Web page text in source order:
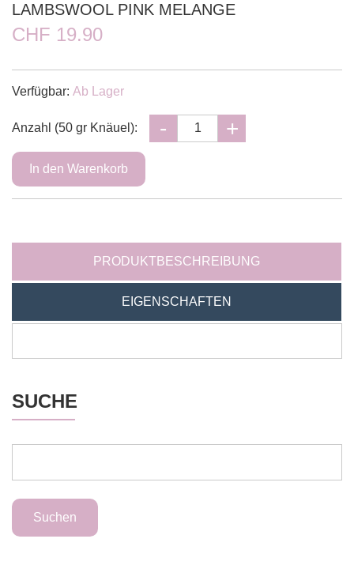
LAMBSWOOL PINK MELANGE
CHF 19.90
Verfügbar: Ab Lager
Anzahl (50 gr Knäuel):
PRODUKTBESCHREIBUNG
EIGENSCHAFTEN
SUCHE